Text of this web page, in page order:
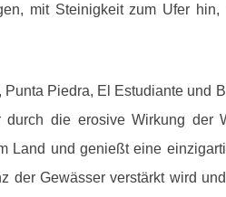
mit Steinigkeit zum Ufer
Piedra, El Estudiante und
die erosive Wirkung der
Land und genießt eine
der Gewässer verstärkt wird